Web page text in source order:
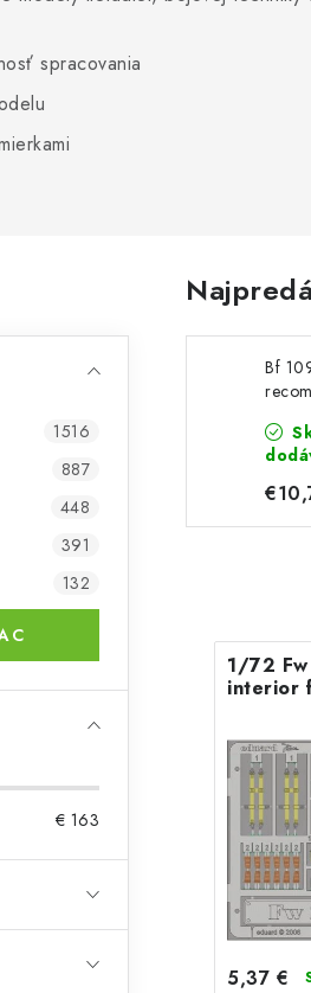
spracovania
1516
887
448
391
132
€ 163
Bf
1/72
interior
5,37 €